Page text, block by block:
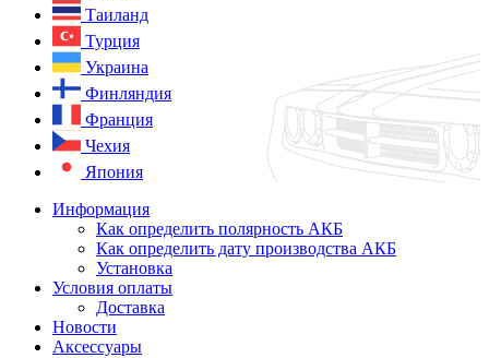
Таиланд
Турция
Украина
Финляндия
Франция
Чехия
Япония
Информация
Как определить полярность АКБ
Как определить дату производства АКБ
Установка
Условия оплаты
Доставка
Новости
Аксессуары